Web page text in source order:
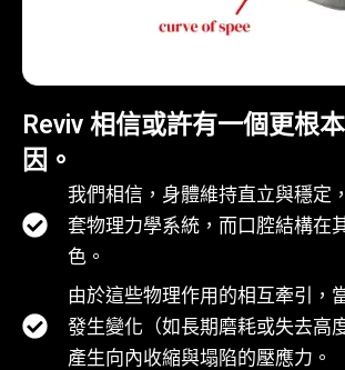
Reviv 相信或許有一個更根
因。
我們相信，身體維持直立與穩定
套物理力學系統，而口腔結構在
色。
由於這些物理作用的相互牽引，
發生變化（如長期磨耗或失去高
產生向內收縮與塌陷的壓應力。